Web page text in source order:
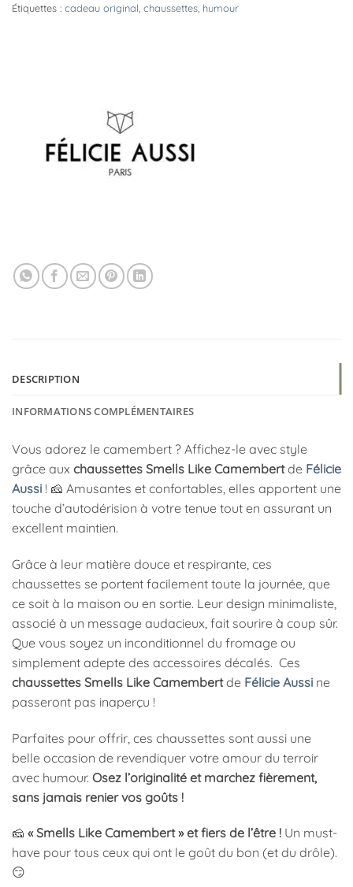
Étiquettes : cadeau original chaussettes humour
DESCRIPTION
INFORMATIONS COMPLÉMENTAIRES
Vous adorez le camembert ? Affichez-le avec style
grâce aux chaussettes Smells Like Camembertde Félicie
Aussi ! 🧀 Amusantes et confortables, elles apportent une
touche d’autodérision à votre tenue tout en assurant un
excellent maintien.
Grâce à leur matière douce et respirante, ces
chaussettes se portent facilement toute la journée, que
ce soit à la maison ou en sortie. Leur design minimaliste,
associé à un message audacieux, fait sourire à coup sûr.
Que vous soyez un inconditionnel du fromage ou
simplement adepte des accessoires décalés. Ces
chaussettes Smells Like Camembertde Félicie Aussi ne
passeront pas inaperçu !
Parfaites pour offrir, ces chaussettes sont aussi une
belle occasion de revendiquer votre amour du terroir
avec humour. Osez l’originalité et marchez fièrement,
sans jamais renier vos goûts !
🧀 « Smells Like Camembert » et fiers de l’être ! Un must-
have pour tous ceux qui ont le goût du bon (et du drôle).
😏